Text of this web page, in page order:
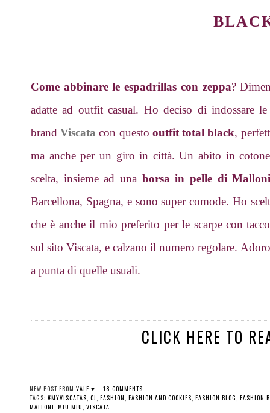
Come abbinare le espadrillas con zeppa?
adatte ad outfit casual. Ho deciso di indossare
brandViscata con questo outfit total black,
ma anche per un giro in città. Un abito in
scelta, insieme ad una borsa in pelle di
Barcellona, Spagna, e sono super comode. Ho
che è anche il mio preferito per le scarpe con
sul sito Viscata, e calzano il numero regolare.
a punta di quelle usuali.
CLICK HERE TO
NEW POST FROM VALE ♥
18 COMMENTS
TAGS: #MYVISCATAS, CJ , FASHION , FASHION AND COOKIES, FASHION BLOG , FASHION
MALLONI , MIU MIU , VISCATA